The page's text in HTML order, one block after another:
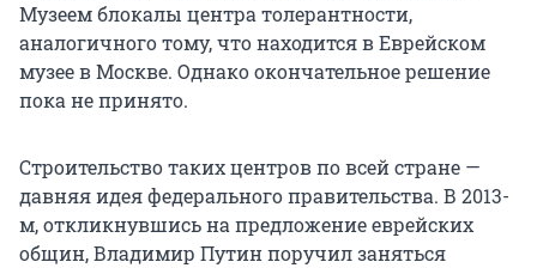
Музеем блокалы центра толерантности,
аналогичного тому, что находится в Еврейском
музее в Москве. Однако окончательное решение
пока не принято.
Строительство таких центров по всей стране —
давняя идея федерального правительства. В 2013-
м, откликнувшись на предложение еврейских
общин, Владимир Путин поручил заняться